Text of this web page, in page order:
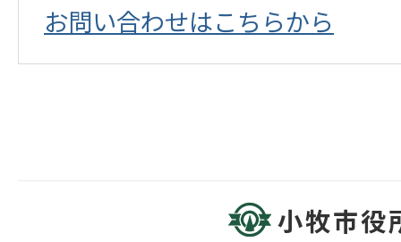
お問い合わせはこちらから
小牧市役